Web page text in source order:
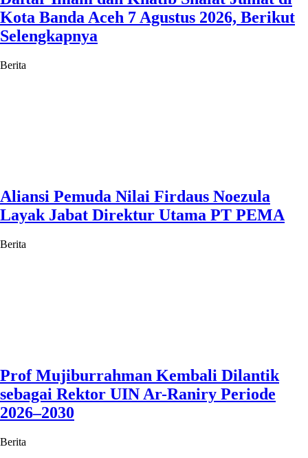
Kota Banda Aceh 7 Agustus 2026, Berikut
Selengkapnya
Berita
Aliansi Pemuda Nilai Firdaus Noezula
Layak Jabat Direktur Utama PT PEMA
Berita
Prof Mujiburrahman Kembali Dilantik
sebagai Rektor UIN Ar-Raniry Periode
2026–2030
Berita